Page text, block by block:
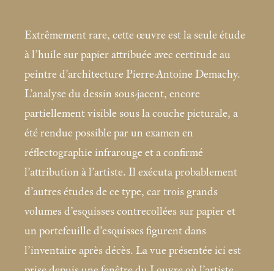
Extrêmement rare, cette œuvre est la seule étude
à l’huile sur papier attribuée avec certitude au
peintre d’architecture Pierre-Antoine Demachy.
L’analyse du dessin sous-jacent, encore
partiellement visible sous la couche picturale, a
été rendue possible par un examen en
réflectographie infrarouge et a confirmé
l’attribution à l’artiste. Il exécuta probablement
d’autres études de ce type, car trois grands
volumes d’esquisses contrecollées sur papier et
un portefeuille d’esquisses figurent dans
l’inventaire après décès. La vue présentée ici est